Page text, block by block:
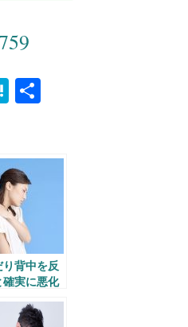
H
a
背中を反
確実に悪化